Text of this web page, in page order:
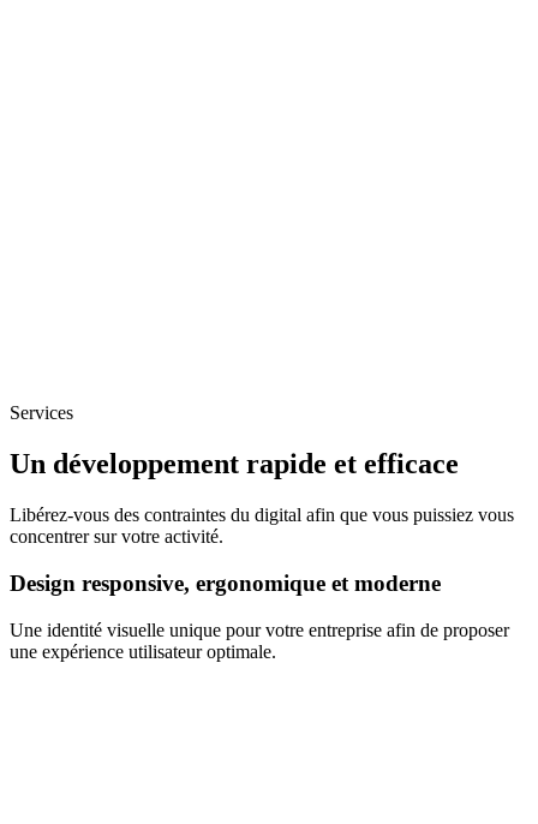
Services
Un développement rapide et efficace
Libérez-vous des contraintes du digital afin que vous puissiez vous
concentrer sur votre activité.
Design responsive, ergonomique et moderne
Une identité visuelle unique pour votre entreprise afin de proposer
une expérience utilisateur optimale.